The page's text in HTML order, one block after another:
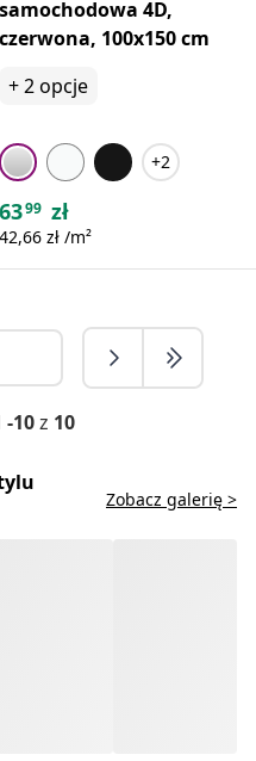
samochodowa 4D,
czerwona, 100x150 cm
+2opcje
+2
6399 zł
42,66 zł /m²
-10z 10
Zobacz galerię >